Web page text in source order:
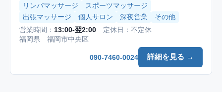
リンパマッサージ
スポーツマッサージ
出張マッサージ
個人サロン 深夜営業
その他
営業時間： 13:00-翌2:00 定休日：不定休
福岡県 福岡市中央区
詳細を見る →
090-7460-0024